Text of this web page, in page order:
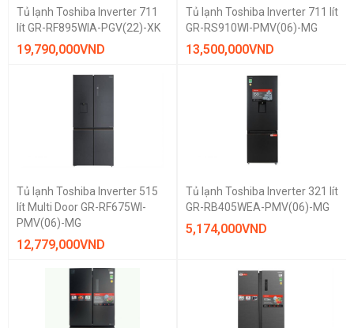
Tủ lạnh Toshiba Inverter 711
lít GR-RF895WIA-PGV(22)-XK
19,790,000VND
Tủ lạnh Toshiba Inverter 711 lít
GR-RS910WI-PMV(06)-MG
13,500,000VND
Tủ lạnh Toshiba Inverter 515
lít Multi Door GR-RF675WI-
PMV(06)-MG
12,779,000VND
Tủ lạnh Toshiba Inverter 321 lít
GR-RB405WEA-PMV(06)-MG
5,174,000VND